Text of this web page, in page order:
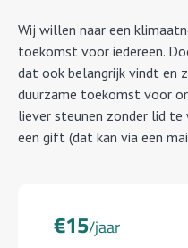
Wij willen naar een
toekomst voor iedereen.
dat ook belangrijk vindt en
duurzame toekomst voor
liever steunen zonder lid
een gift (dat kan via een
€15/jaar